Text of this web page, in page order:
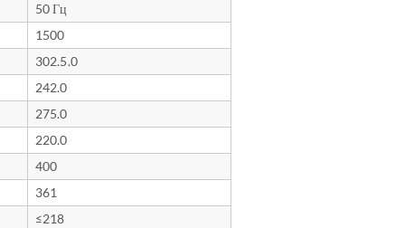
50 Гц
1500
302.5.0
242.0
275.0
220.0
400
361
≤218